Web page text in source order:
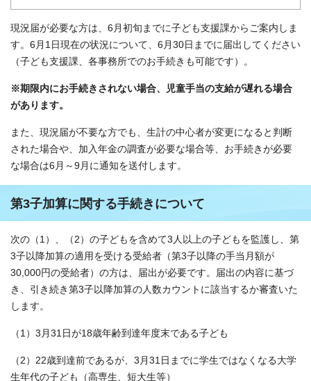
現況届が必要な方は、6月初旬までに子ども支援課からご案内しま
す。6月1日現在の状況について、6月30日までに届出してください
（子ども支援課、各事務所でのお手続きも可能です）。
※期限内にお手続きされない場合、児童手当の支給が遅れる場合
があります。
また、現況届が不要な方でも、生計の中心者が変更になると判断
された場合や、加入年金の調査が必要な場合等、お手続きが必要
な場合は6月～9月に通知を送付します。
第3子加算に関する手続きについて
次の（1）、（2）の子どもを含めて3人以上の子どもを監護し、第
3子以降加算の適用を受ける受給者（第3子以降の手当月額が
30,000円の受給者）の方は、届出が必要です。届出の内容に基づ
き、引き続き第3子以降加算の人数カウントに該当するか審査いた
します。
（1）3月31日が18歳年齢到達年度末である子ども
（2）22歳到達前であるが、3月31日までに学生ではなくなる大学
生年代の子ども（高専生、短大生等）